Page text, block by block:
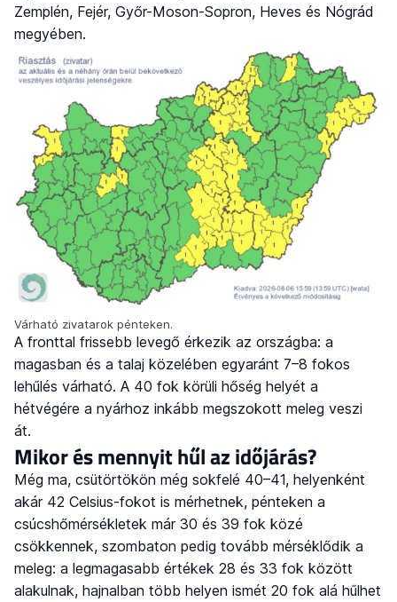
Zemplén, Fejér, Győr-Moson-Sopron, Heves és Nógrád
megyében.
Várható zivatarok pénteken.
A fronttal frissebb levegő érkezik az országba: a
magasban és a talaj közelében egyaránt 7–8 fokos
lehűlés várható. A 40 fok körüli hőség helyét a
hétvégére a nyárhoz inkább megszokott meleg veszi
át.
Mikor és mennyit hűl az időjárás?
Még ma, csütörtökön még sokfelé 40–41, helyenként
akár 42 Celsius-fokot is mérhetnek, pénteken a
csúcshőmérsékletek már 30 és 39 fok közé
csökkennek, szombaton pedig tovább mérséklődik a
meleg: a legmagasabb értékek 28 és 33 fok között
alakulnak, hajnalban több helyen ismét 20 fok alá hűlhet